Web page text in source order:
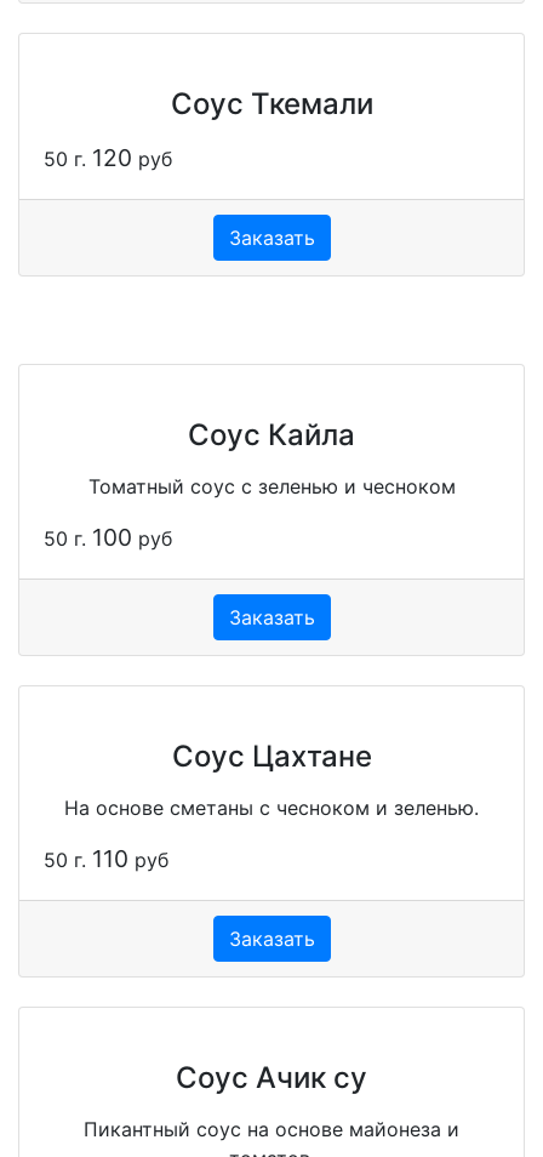
Соус Ткемали
50 г. 120 руб
Заказать
Соус Кайла
Томатный соус с зеленью и чесноком
50 г. 100 руб
Заказать
Соус Цахтане
На основе сметаны с чесноком и зеленью.
50 г. 110 руб
Заказать
Соус Ачик су
Пикантный соус на основе майонеза и